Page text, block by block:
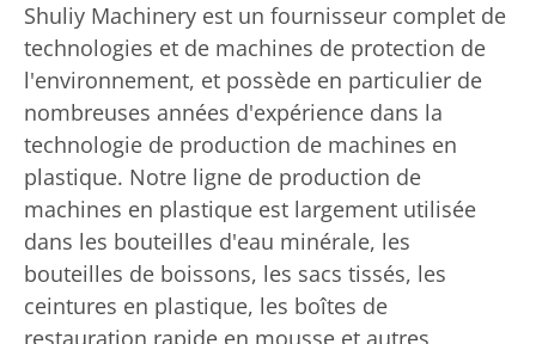
Shuliy Machinery est un fournisseur complet de
technologies et de machines de protection de
l'environnement, et possède en particulier de
nombreuses années d'expérience dans la
technologie de production de machines en
plastique. Notre ligne de production de
machines en plastique est largement utilisée
dans les bouteilles d'eau minérale, les
bouteilles de boissons, les sacs tissés, les
ceintures en plastique, les boîtes de